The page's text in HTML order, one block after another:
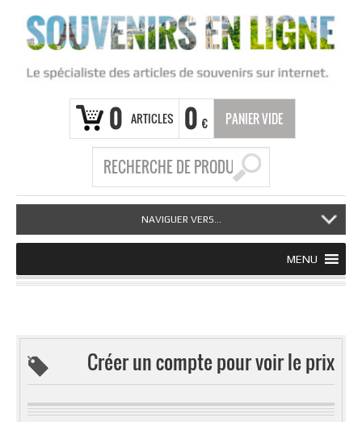
0 ARTICLES 0 € PANIER VIDE
NAVIGUER VERS...
MENU
Créer un compte pour voir le prix